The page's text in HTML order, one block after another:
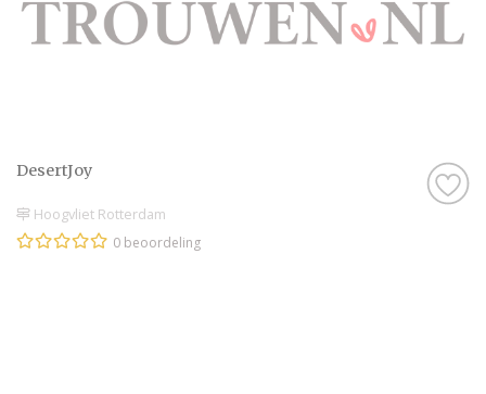
DesertJoy
Hoogvliet Rotterdam
0 beoordeling